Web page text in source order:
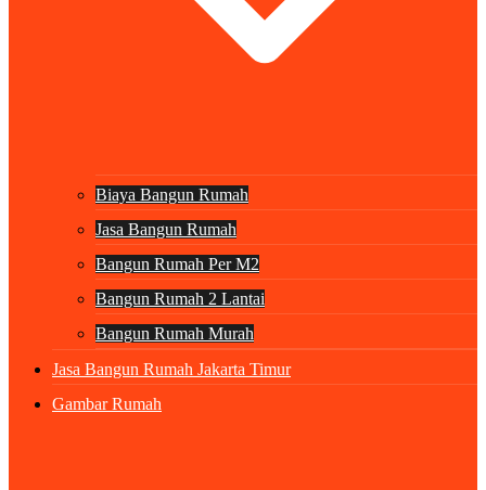
Biaya Bangun Rumah
Jasa Bangun Rumah
Bangun Rumah Per M2
Bangun Rumah 2 Lantai
Bangun Rumah Murah
Jasa Bangun Rumah Jakarta Timur
Gambar Rumah